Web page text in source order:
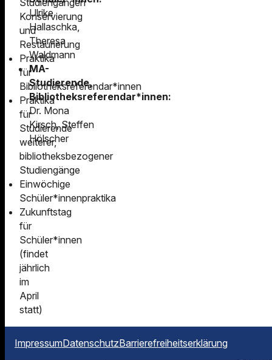
Studiengängen
Konservierung
und
Restaurierung
Praktika
für
Bibliotheksreferendar*innen
Praktika
für
Studierende
weiterer,
bibliotheksbezogener
Studiengänge
Einwöchige
Schüler*innenpraktika
Zukunftstag
für
Schüler*innen
(findet
jährlich
im
April
statt)
Ulrike
Hallaschka,
Theresa
Waldmann
MA-
Studierende,
Bibliotheksreferendar*innen:
Dr. Mona
Kirsch, Steffen
Hölscher
ImpressumDatenschutzBarrierefreiheitserklärung